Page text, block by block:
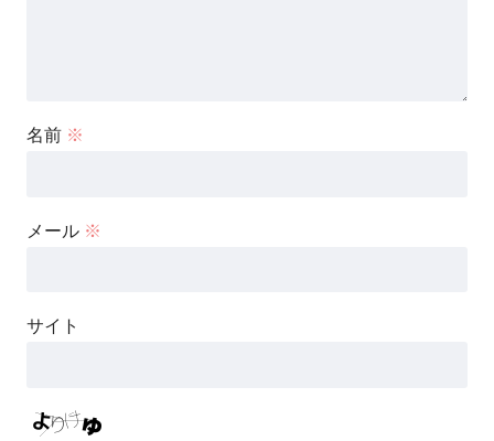
名前 ※
メール ※
サイト